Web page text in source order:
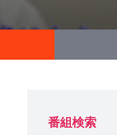
番組検索